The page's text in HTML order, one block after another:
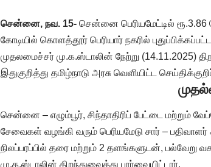
சென்னை, நவ. 15- சென்னை பெரியமேட்டில் ரூ.3.86
கோடியில் கொளத்தூர் பெரியார் நகரில்
முதலமைச்சர் மு.க.ஸ்டாலின் நேற்று (14.11.2025)
இதுகுறித்து தமிழ்நாடு அரசு வெளியிட்ட
சென்னை – எழும்பூர், சிந்தாதிரிப் பேட்டை மற்றும்
சேவைகள் வழங்கி வரும் பெரியமேடு சார் –
நிலப்பரப்பில் தரை மற்றும் 2 தளங்களுடன், பல்வேறு
மு.க.ஸ்டாலின் திறந்துவைத்து பார்வையிட்டார்.